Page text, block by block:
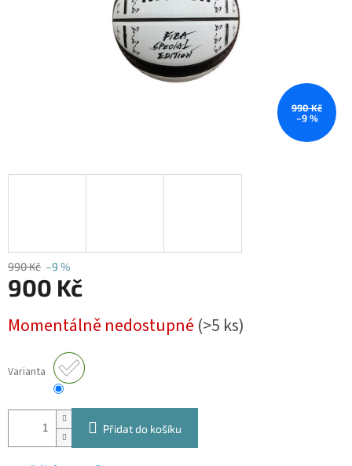
990 Kč
–9 %
990 Kč –9 %
900 Kč
cena:
Momentálně nedostupné (>5 ks)
Varianta
Přidat do košíku